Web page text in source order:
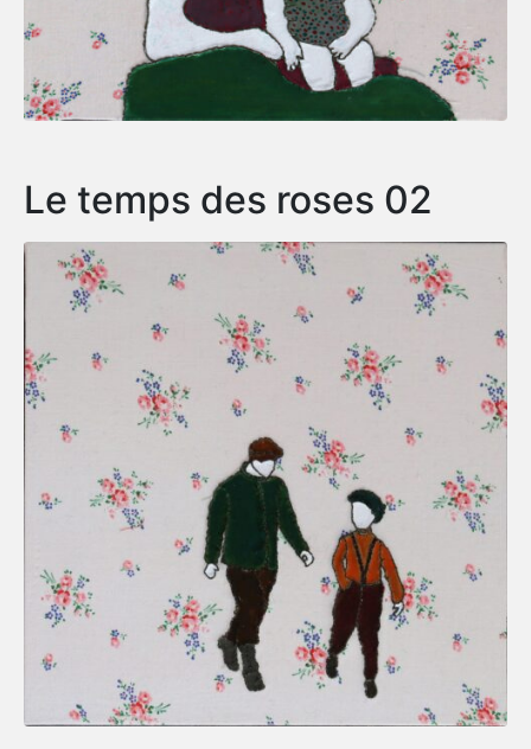
Le temps des roses 02